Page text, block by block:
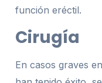
función eréctil.
Cirugía
En casos graves